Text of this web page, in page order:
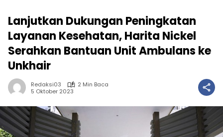
Lanjutkan Dukungan Peningkatan
Layanan Kesehatan, Harita Nickel
Serahkan Bantuan Unit Ambulans ke
Unkhair
Redaksi03
2 Min Baca
5 Oktober 2023